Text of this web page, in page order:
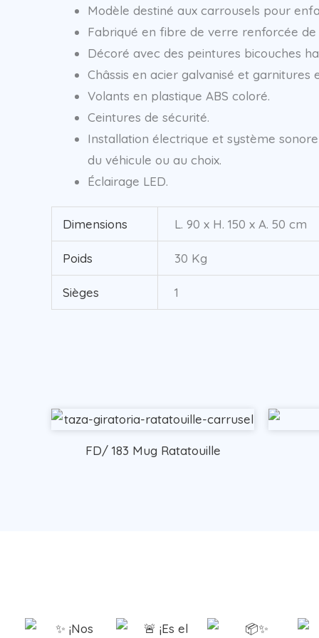
Modèle destiné aux carrousels pour
Fabriqué en fibre de verre renforcée de
Décoré avec des peintures bicouches
Châssis en acier galvanisé et garnitures
Volants en plastique ABS coloré.
Ceintures de sécurité.
Installation électrique et système
du véhicule ou au choix.
Éclairage LED.
Dimensions L. 90 x H. 150 x A. 50 cm
Poids 30 Kg
Sièges 1
FD/ 183 Mug Ratatouille